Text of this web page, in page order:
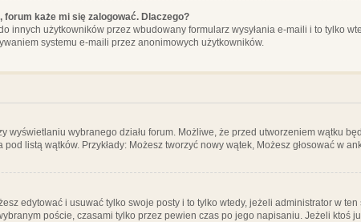
każe mi się zalogować. Dlaczego?
innych użytkowników przez wbudowany formularz wysyłania e-maili i to tylko
systemu e-maili przez anonimowych użytkowników.
wyświetlaniu wybranego działu forum. Możliwe, że przed utworzeniem wątku
listą wątków. Przykłady: Możesz tworzyć nowy wątek, Możesz głosować w
edytować i usuwać tylko swoje posty i to tylko wtedy, jeżeli administrator w
poście, czasami tylko przez pewien czas po jego napisaniu. Jeżeli ktoś